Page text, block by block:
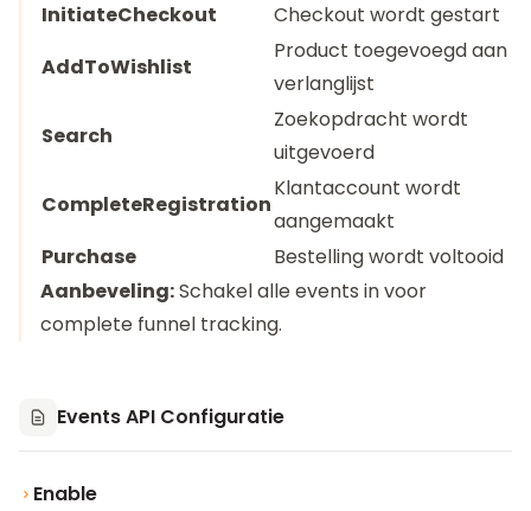
InitiateCheckout
Checkout wordt gestart
AddToWishlist
Product toegevoegd aan
verlanglijst
Search
Zoekopdracht wordt
uitgevoerd
CompleteRegistration
Klantaccount wordt
aangemaakt
Purchase
Bestelling wordt voltooid
Aanbeveling:Schakel alle events in voor
complete funnel tracking.
Events API Configuratie
Enable